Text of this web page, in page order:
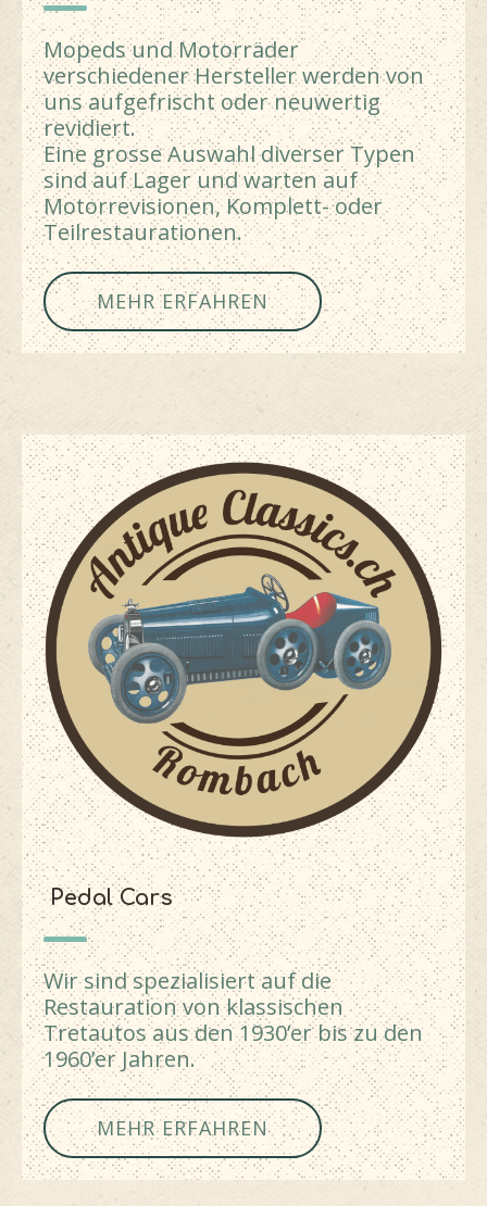
Mopeds und Motorräder
verschiedener Hersteller werden von
uns aufgefrischt oder neuwertig
revidiert.
Eine grosse Auswahl diverser Typen
sind auf Lager und warten auf
Motorrevisionen, Komplett- oder
Teilrestaurationen.
MEHR ERFAHREN
Pedal Cars
Wir sind spezialisiert auf die
Restauration von klassischen
Tretautos aus den 1930’er bis zu den
1960’er Jahren.
MEHR ERFAHREN